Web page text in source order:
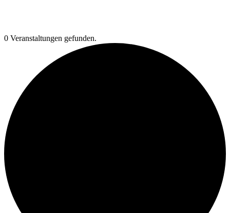
0 Veranstaltungen gefunden.